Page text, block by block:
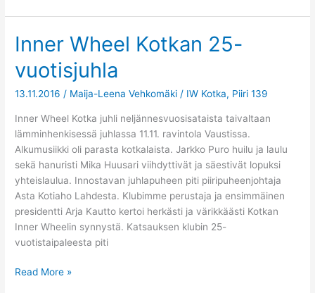
Inner Wheel Kotkan 25-
vuotisjuhla
13.11.2016 / Maija-Leena Vehkomäki / IW Kotka, Piiri 139
Inner Wheel Kotka juhli neljännesvuosisataista taivaltaan
lämminhenkisessä juhlassa 11.11. ravintola Vaustissa.
Alkumusiikki oli parasta kotkalaista. Jarkko Puro huilu ja laulu
sekä hanuristi Mika Huusari viihdyttivät ja säestivät lopuksi
yhteislaulua. Innostavan juhlapuheen piti piiripuheenjohtaja
Asta Kotiaho Lahdesta. Klubimme perustaja ja ensimmäinen
presidentti Arja Kautto kertoi herkästi ja värikkäästi Kotkan
Inner Wheelin synnystä. Katsauksen klubin 25-
vuotistaipaleesta piti
Inner
Wheel
Kotkan
vuotisjuhla
Read More »